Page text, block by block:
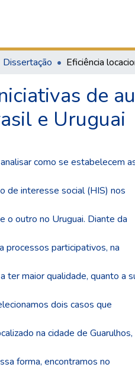
Dissertação
de
e Uruguai
como se estabelecem
de interesse social (HIS) nos
o outro no Uruguai. Diante da
processos participativos, na
ter maior qualidade, quanto a
dois casos que
na cidade de Guarulhos,
forma, encontramos no